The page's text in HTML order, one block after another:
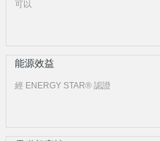
可以
能源效益
經 ENERGY STAR® 認證